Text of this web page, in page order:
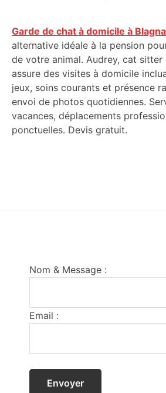
Garde de chat à domicile à
alternative idéale à la pension
de votre animal. Audrey, cat sitter
assure des visites à domicile
jeux, soins courants et présence
envoi de photos quotidiennes.
vacances, déplacements
ponctuelles. Devis gratuit.
Nom & Message :
Email :